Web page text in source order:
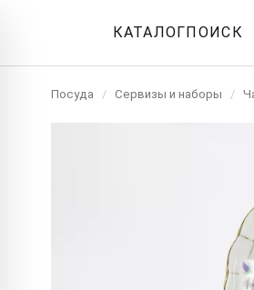
КАТАЛОГПОИСК
Посуда / Сервизы и наборы /